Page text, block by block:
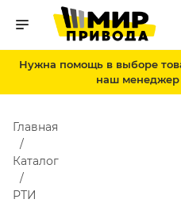
Нужна помощь в выборе
наш
Главная
Каталог
РТИ